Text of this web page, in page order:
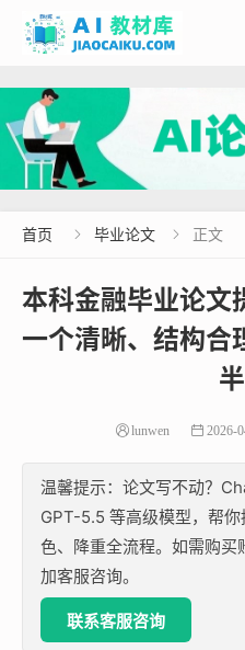
首页  毕业论文  正文
本科金融毕业论文
一个清晰、结构合
半
lunwen 2026-
温馨提示：论文写不动？
GPT-5.5 等高级模型，帮
色、降重全流程。如需购
加客服咨询。
联系客服咨询